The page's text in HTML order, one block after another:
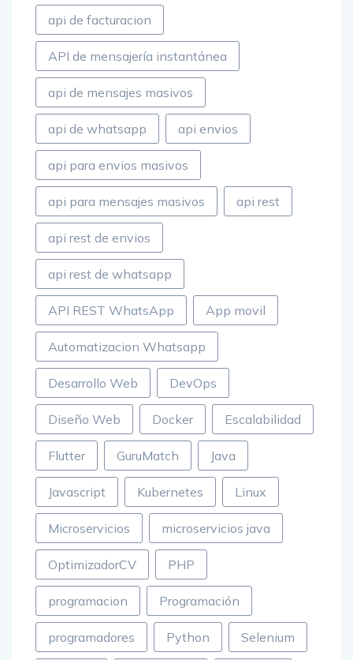
api de facturacion
API de mensajería instantánea
api de mensajes masivos
api de whatsapp api envios
api para envios masivos
api para mensajes masivos api rest
api rest de envios
api rest de whatsapp
API REST WhatsApp App movil
Automatizacion Whatsapp
Desarrollo Web DevOps
Diseño Web Docker Escalabilidad
Flutter GuruMatch Java
Javascript Kubernetes Linux
Microservicios microservicios java
OptimizadorCV PHP
programacion Programación
programadores Python Selenium